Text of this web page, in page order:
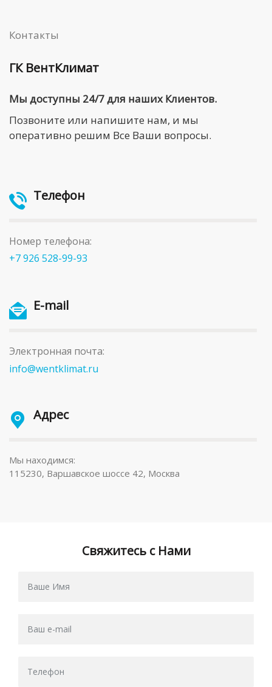
Контакты
ГК ВентКлимат
Мы доступны 24/7 для наших Клиентов.
Позвоните или напишите нам, и мы
оперативно решим Все Ваши вопросы.
Телефон
Номер телефона:
+7 926 528-99-93
E-mail
Электронная почта:
info@wentklimat.ru
Адрес
Мы находимся:
115230, Варшавское шоссе 42, Москва
Свяжитесь с Нами